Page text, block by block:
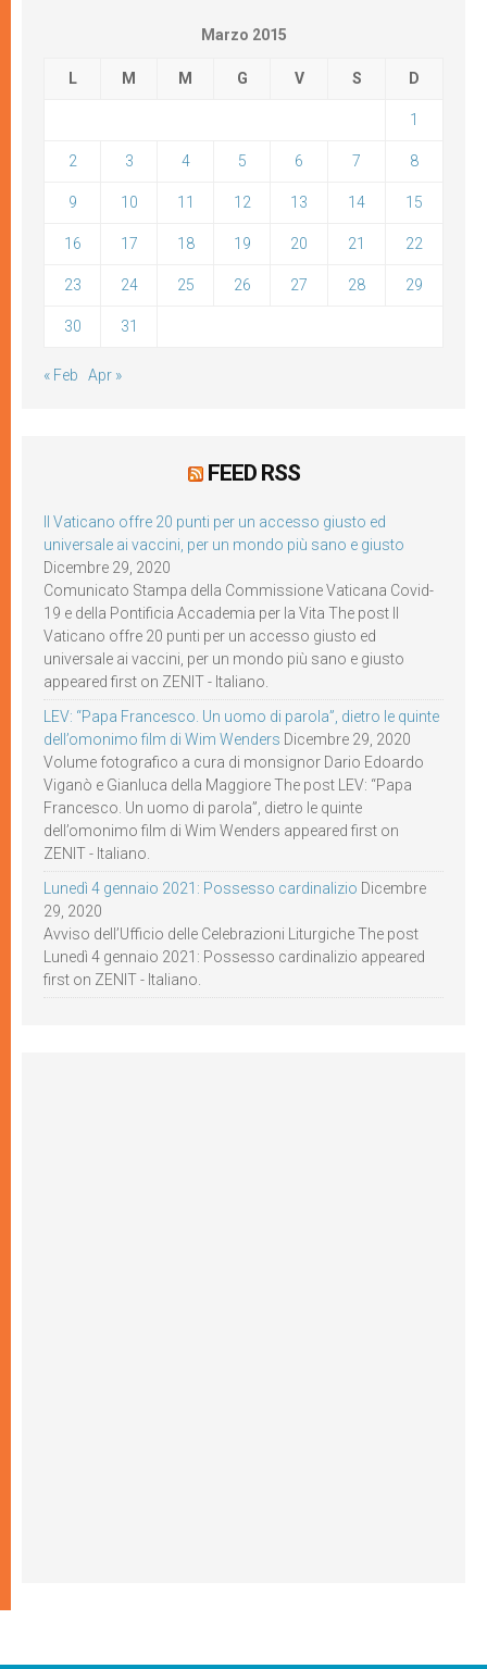
Marzo 2015
L M M G V S D
1
2 3 4 5 6 7 8
9 10 11 12 13 14 15
16 17 18 19 20 21 22
23 24 25 26 27 28 29
30 31
« Feb Apr »
FEED RSS
Il Vaticano offre 20 punti per un accesso giusto ed
universale ai vaccini, per un mondo più sano e giusto
Dicembre 29, 2020
Comunicato Stampa della Commissione Vaticana Covid-
19 e della Pontificia Accademia per la Vita The post Il
Vaticano offre 20 punti per un accesso giusto ed
universale ai vaccini, per un mondo più sano e giusto
appeared first on ZENIT - Italiano.
LEV: “Papa Francesco. Un uomo di parola”, dietro le quinte
dell’omonimo film di Wim Wenders Dicembre 29, 2020
Volume fotografico a cura di monsignor Dario Edoardo
Viganò e Gianluca della Maggiore The post LEV: “Papa
Francesco. Un uomo di parola”, dietro le quinte
dell’omonimo film di Wim Wenders appeared first on
ZENIT - Italiano.
Lunedì 4 gennaio 2021: Possesso cardinalizio Dicembre
29, 2020
Avviso dell’Ufficio delle Celebrazioni Liturgiche The post
Lunedì 4 gennaio 2021: Possesso cardinalizio appeared
first on ZENIT - Italiano.